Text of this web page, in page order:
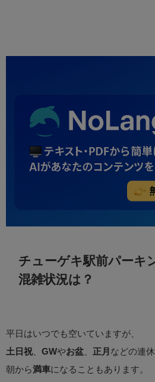
チューゲキ駅前パーキ
混雑状況は？
平日はいつでも空いていますが、
土日祝、 GWやお盆 正月 などの連休
朝から満車になることもあります。